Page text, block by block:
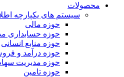
محصولات
سیستم های یکپارچه
حوزه مالی
حوزه حسابداری
حوزه منابع انسانی
حوزه درآمد و
حوزه مدیریت
حوزه تامین